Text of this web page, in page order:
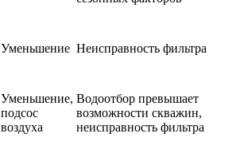
Уменьшение Неисправность фильтра
Уменьшение,
подсос
воздуха
Водоотбор превышает
возможности скважин,
неисправность фильтра